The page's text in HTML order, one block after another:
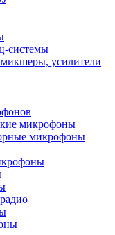
системы
усилители
микрофоны
микрофоны